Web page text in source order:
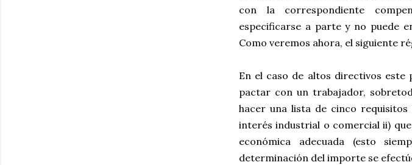
con la correspondiente
especificarse a parte y no puede
Como veremos ahora, el siguiente
En el caso de altos directivos este
pactar con un trabajador,
hacer una lista de cinco
interés industrial o comercial ii)
económica adecuada (esto
determinación del importe se